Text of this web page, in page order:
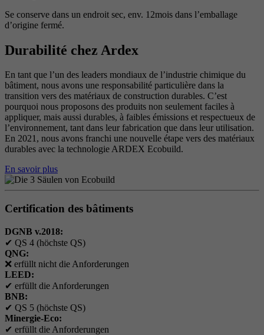
Se conserve dans un endroit sec, env. 12mois dans l’emballage
d’origine fermé.
Durabilité chez Ardex
En tant que l’un des leaders mondiaux de l’industrie chimique du
bâtiment, nous avons une responsabilité particulière dans la
transition vers des matériaux de construction durables. C’est
pourquoi nous proposons des produits non seulement faciles à
appliquer, mais aussi durables, à faibles émissions et respectueux de
l’environnement, tant dans leur fabrication que dans leur utilisation.
En 2021, nous avons franchi une nouvelle étape vers des matériaux
durables avec la technologie ARDEX Ecobuild.
En savoir plus
Certification des bâtiments
DGNB v.2018:
✔ QS 4 (höchste QS)
QNG:
❌ erfüllt nicht die Anforderungen
LEED:
✔ erfüllt die Anforderungen
BNB:
✔ QS 5 (höchste QS)
Minergie-Eco:
✔ erfüllt die Anforderungen